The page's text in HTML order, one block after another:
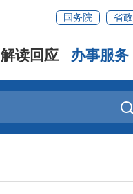
国务院 省
解读回应 办事服务